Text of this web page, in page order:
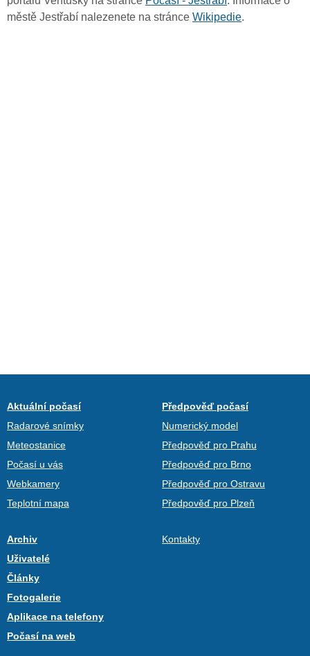
městě Jestřabí nalezenete na stránce Wikipedie.
Aktuální počasí
Radarové snímky
Meteostanice
Počasí u vás
Webkamery
Teplotní mapa
Předpověď počasí
Numerický model
Předpověď pro Prahu
Předpověď pro Brno
Předpověď pro Ostravu
Předpověď pro Plzeň
Archiv
Uživatelé
Články
Fotogalerie
Aplikace na telefony
Počasí na web
Kontakty